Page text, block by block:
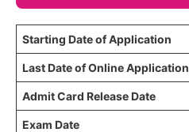
Starting Date of Application
Last Date of Online Application
Admit Card Release Date
Exam Date